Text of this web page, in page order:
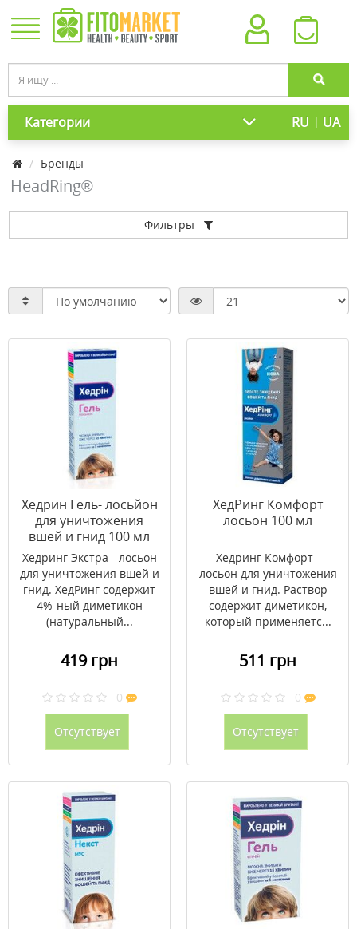
Категории RU | UA
Бренды
HeadRing®
Фильтры
Хедрин Гель- лосьйон
для уничтожения
вшей и гнид 100 мл
Хедринг Экстра - лосьон
для уничтожения вшей и
гнид. ХедРинг содержит
4%-ный диметикон
(натуральный...
419 грн
0
Отсутствует
ХедРинг Комфорт
лосьон 100 мл
Хедринг Комфорт -
лосьон для уничтожения
вшей и гнид. Раствор
содержит диметикон,
который применяетс...
511 грн
0
Отсутствует